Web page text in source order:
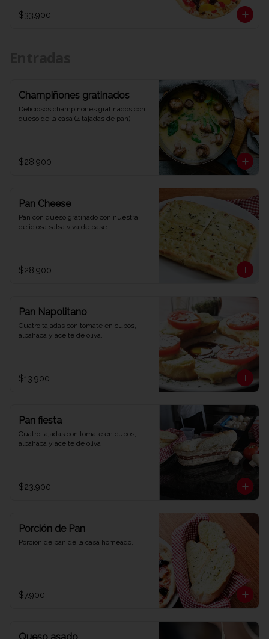
$33.900
Champiñones gratinados
Deliciosos champiñones gratinados con
queso de la casa (4 tajadas de pan)
$28.900
Pan Cheese
Pan con queso gratinado con nuestra
deliciosa salsa viva de base.
$28.900
Pan Napolitano
Cuatro tajadas con tomate en cubos,
albahaca y aceite de oliva.
$13.900
Pan fiesta
Cuatro tajadas con tomate en cubos,
albahaca y aceite de oliva
$23.900
Porción de Pan
Porción de pan de la casa horneado.
$7.900